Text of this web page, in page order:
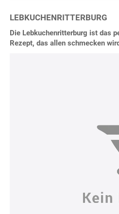
LEBKUCHENRITTERBURG
Die Lebkuchenritterburg ist das
Rezept, das allen schmecken